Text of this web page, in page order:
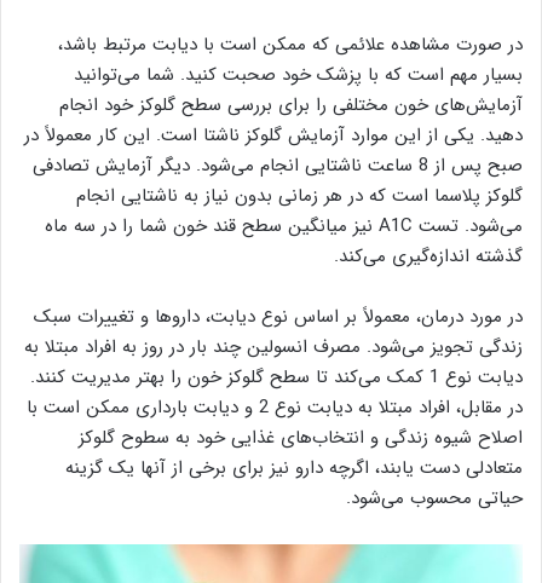
در صورت مشاهده علائمی که ممکن است با دیابت مرتبط باشد،
بسیار مهم است که با پزشک خود صحبت کنید. شما می‌توانید
آزمایش‌های خون مختلفی را برای بررسی سطح گلوکز خود انجام
دهید. یکی از این موارد آزمایش گلوکز ناشتا است. این کار معمولاً در
صبح پس از 8 ساعت ناشتایی انجام می‌شود. دیگر آزمایش تصادفی
گلوکز پلاسما است که در هر زمانی بدون نیاز به ناشتایی انجام
می‌شود. تست A1C نیز میانگین سطح قند خون شما را در سه ماه
گذشته اندازه‌گیری می‌کند.
در مورد درمان، معمولاً بر اساس نوع دیابت، داروها و تغییرات سبک
زندگی تجویز می‌شود. مصرف انسولین چند بار در روز به افراد مبتلا به
دیابت نوع 1 کمک می‌کند تا سطح گلوکز خون را بهتر مدیریت کنند.
در مقابل، افراد مبتلا به دیابت نوع 2 و دیابت بارداری ممکن است با
اصلاح شیوه زندگی و انتخاب‌های غذایی خود به سطوح گلوکز
متعادلی دست یابند، اگرچه دارو نیز برای برخی از آنها یک گزینه
حیاتی محسوب می‌شود.